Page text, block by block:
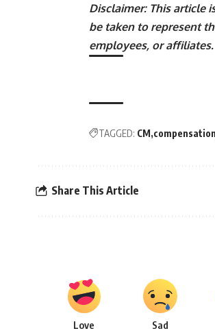
Disclaimer: This article
be taken to represent
employees, or affiliates.
TAGGED: CM compensation
Share This Article
Love Sad